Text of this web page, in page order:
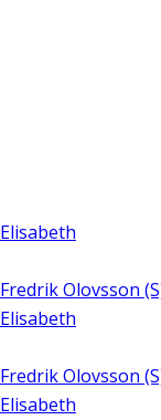
Elisabeth
Fredrik Olovsson
Elisabeth
Fredrik Olovsson
Elisabeth